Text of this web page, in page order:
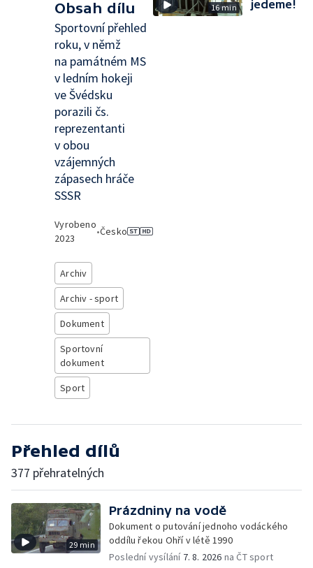
Obsah dílu
Sportovní přehled
roku, v němž
na památném MS
v ledním hokeji
ve Švédsku
porazili čs.
reprezentanti
v obou
vzájemných
zápasech hráče
SSSR
Vyrobeno
2023
•Česko
Archiv
Archiv - sport
Dokument
Sportovní
dokument
Sport
16 min
jedeme!
Přehled dílů
377 přehratelných
29 min
Prázdniny na vodě
Dokument o putování jednoho vodáckého
oddílu řekou Ohří v létě 1990
Poslední vysílání 7. 8. 2026 na ČT sport